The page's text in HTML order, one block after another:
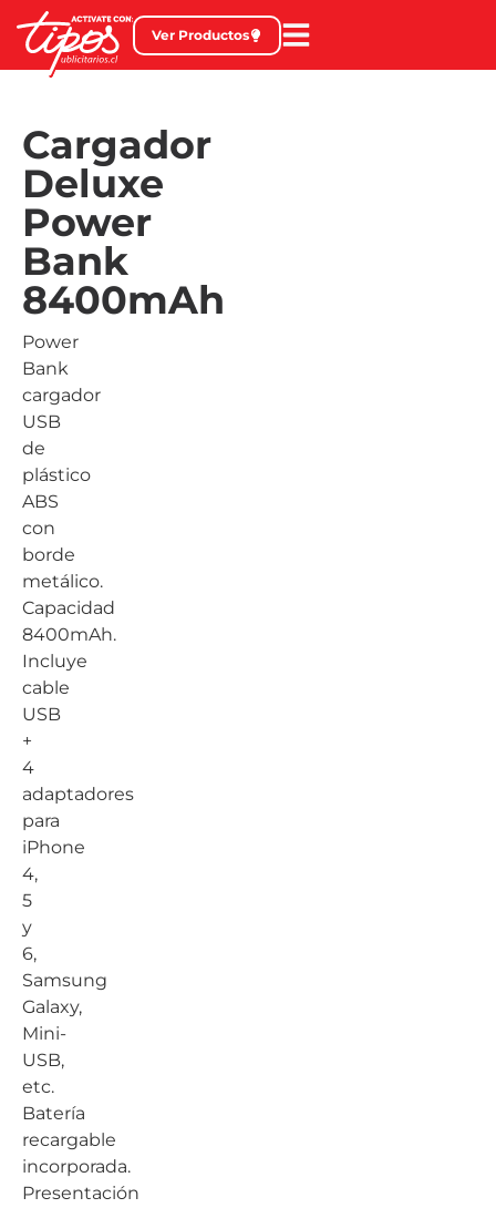
Ver Productos
Cargador
Deluxe
Power
Bank
8400mAh
Power
Bank
cargador
USB
de
plástico
ABS
con
borde
metálico.
Capacidad
8400mAh.
Incluye
cable
USB
+
4
adaptadores
para
iPhone
4,
5
y
6,
Samsung
Galaxy,
Mini-
USB,
etc.
Batería
recargable
incorporada.
Presentación